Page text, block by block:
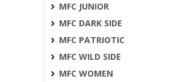
MFC JUNIOR
MFC DARK SIDE
MFC PATRIOTIC
MFC WILD SIDE
MFC WOMEN